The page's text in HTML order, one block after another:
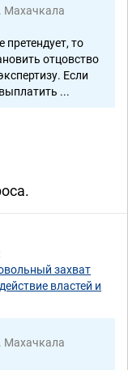
Махачкала
претендует, то
отцовство
Если
...
захват
властей и
Махачкала